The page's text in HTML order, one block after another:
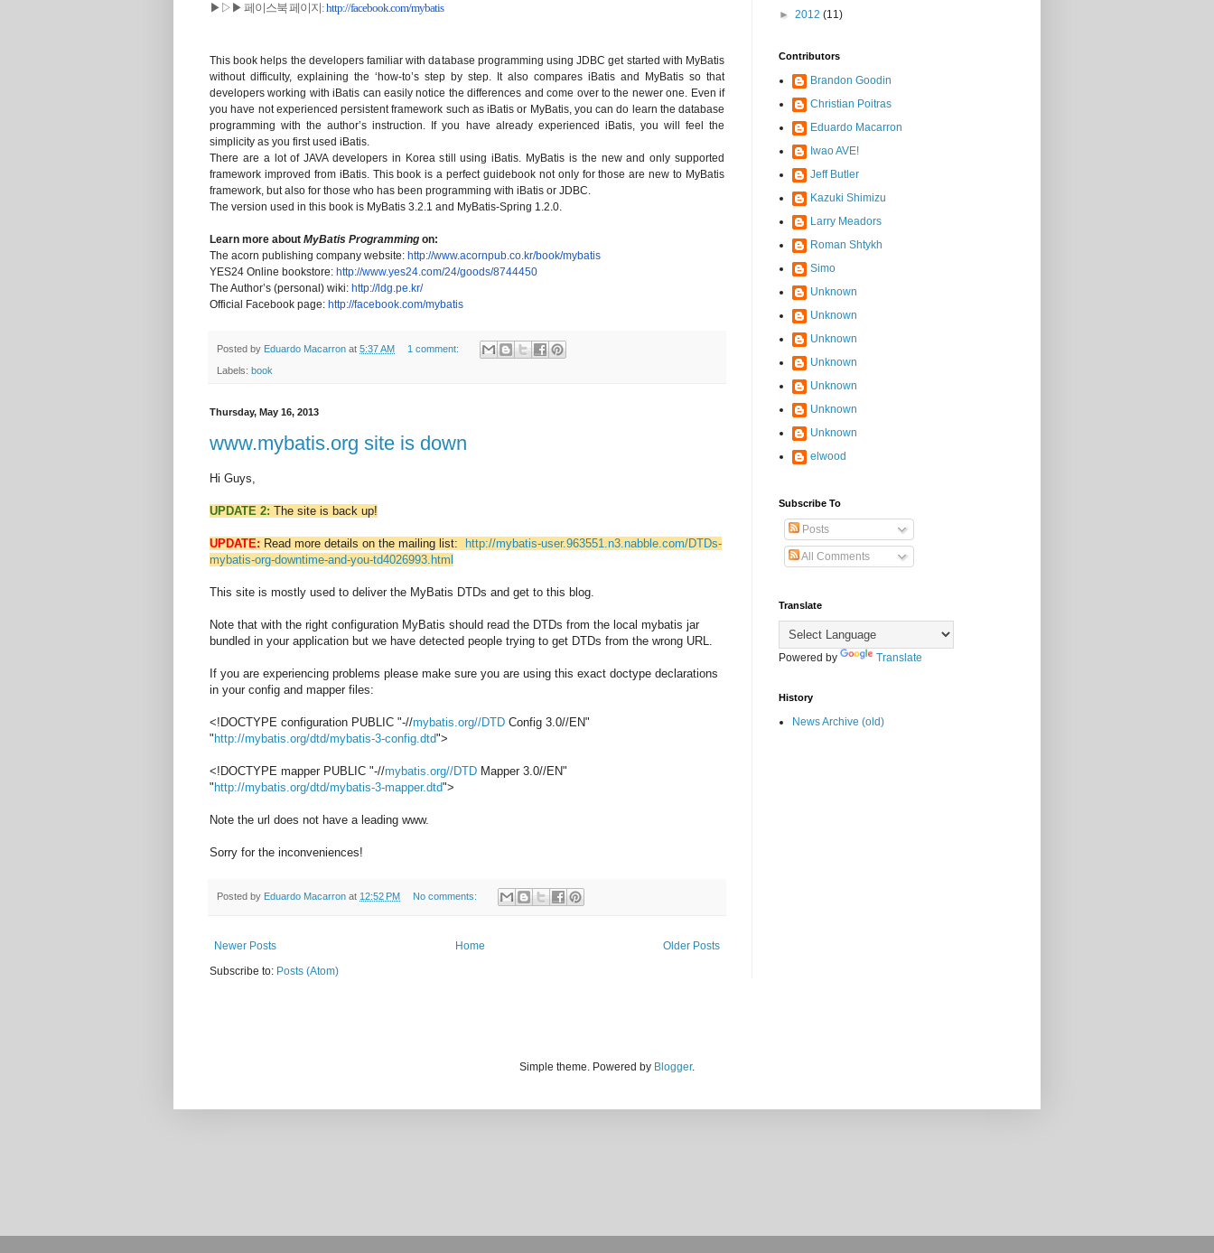
▶▷▶ 페이스북 페이지:http://facebook.com/mybatis
This book helps the developers familiar with database programming using JDBC get started with MyBatis
without difficulty, explaining the ‘how-to’s step by step. It also compares iBatis and MyBatis so that
developers working with iBatis can easily notice the differences and come over to the newer one. Even if
you have not experienced persistent framework such as iBatis or MyBatis, you can do learn the database
programming with the author’s instruction. If you have already experienced iBatis, you will feel the
simplicity as you first used iBatis.
There are a lot of JAVA developers in Korea still using iBatis. MyBatis is the new and only supported
framework improved from iBatis. This book is a perfect guidebook not only for those are new to MyBatis
framework, but also for those who has been programming with iBatis or JDBC.
The version used in this book is MyBatis 3.2.1 and MyBatis-Spring 1.2.0.
Learn more about MyBatis Programming on:
The acorn publishing company website: http://www.acornpub.co.kr/book/mybatis
YES24 Online bookstore: http://www.yes24.com/24/goods/8744450
The Author’s (personal) wiki: http://ldg.pe.kr/
Official Facebook page: http://facebook.com/mybatis
Posted by Eduardo Macarron at 5:37 AM 1 comment:
Labels: book
Thursday, May 16, 2013
www.mybatis.org site is down
Hi Guys,
UPDATE 2: The site is back up!
UPDATE: Read more details on the mailing list: http://mybatis-user.963551.n3.nabble.com/DTDs-
mybatis-org-downtime-and-you-td4026993.html
This site is mostly used to deliver the MyBatis DTDs and get to this blog.
Note that with the right configuration MyBatis should read the DTDs from the local mybatis jar
bundled in your application but we have detected people trying to get DTDs from the wrong URL.
If you are experiencing problems please make sure you are using this exact doctype declarations
in your config and mapper files:
<!DOCTYPE configuration PUBLIC "-//mybatis.org//DTD Config 3.0//EN"
"http://mybatis.org/dtd/mybatis-3-config.dtd">
<!DOCTYPE mapper PUBLIC "-//mybatis.org//DTD Mapper 3.0//EN"
"http://mybatis.org/dtd/mybatis-3-mapper.dtd">
Note the url does not have a leading www.
Sorry for the inconveniences!
Posted by Eduardo Macarron at 12:52 PM No comments:
Newer Posts Older Posts
Home
Subscribe to: Posts (Atom)
► 2012 (11)
Contributors
Brandon Goodin
Christian Poitras
Eduardo Macarron
Iwao AVE!
Jeff Butler
Kazuki Shimizu
Larry Meadors
Roman Shtykh
Simo
Unknown
Unknown
Unknown
Unknown
Unknown
Unknown
Unknown
elwood
Subscribe To
Posts
All Comments
Translate
Powered by Translate
History
News Archive (old)
Simple theme. Powered by Blogger.